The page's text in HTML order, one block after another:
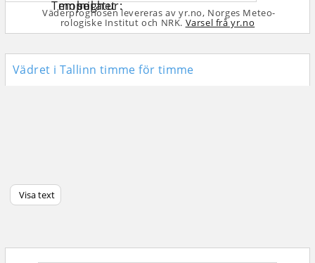
Väderprognosen levereras av yr.no, Norges Meteo­
rologiske Institut och NRK. Varsel frå yr.no
Vädret i Tallinn timme för timme
Visa text